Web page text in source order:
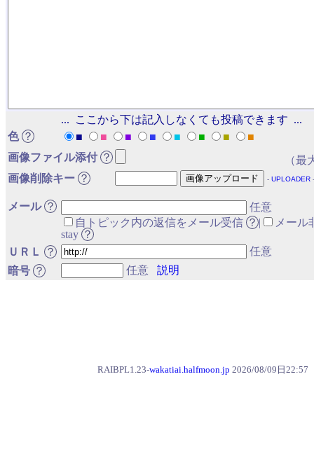
... ここから下は記入しなくても投稿できます ...
色 ？ ■ ■ ■ ■ ■ ■ ■ ■
メール ？
任意
自トピック内の返信をメール受信 ？|
メール
stay ？
ＵＲＬ ？
任意
暗号 ？ 任意 説明
RAIBPL1.23-wakatiai.halfmoon.jp 2026/08/09日22:57